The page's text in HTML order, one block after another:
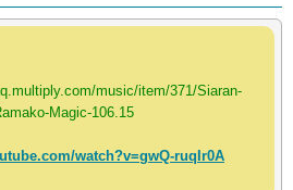
music/item/371/Siaran-
Magic-106.15
watch?v=gwQ-ruqIr0A